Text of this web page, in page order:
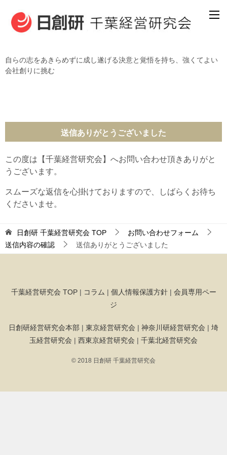
自らの志をあきらめずに成し遂げる決意と覚悟を持ち、強くてよい
会社創りに挑む
送信ありがとうございました
この度は【千葉経営研究会】へお問い合わせ頂きありがと
うございます。
スムーズな返信を心掛けておりますので、しばらくお待ち
くださいませ。
日創研 千葉経営研究会 TOP
お問い合わせフォーム
送信内容の確認
送信ありがとうございました
千葉経営研究会 TOP| コラム | 個人情報保護方針| 会員専用ペー
ジ
日創研経営研究会本部 | 東京経営研究会 | 神奈川研経営研究会 | 埼
玉経営研究会 | 西東京経営研究会 | 千葉北経営研究会
© 2018 日創研 千葉経営研究会